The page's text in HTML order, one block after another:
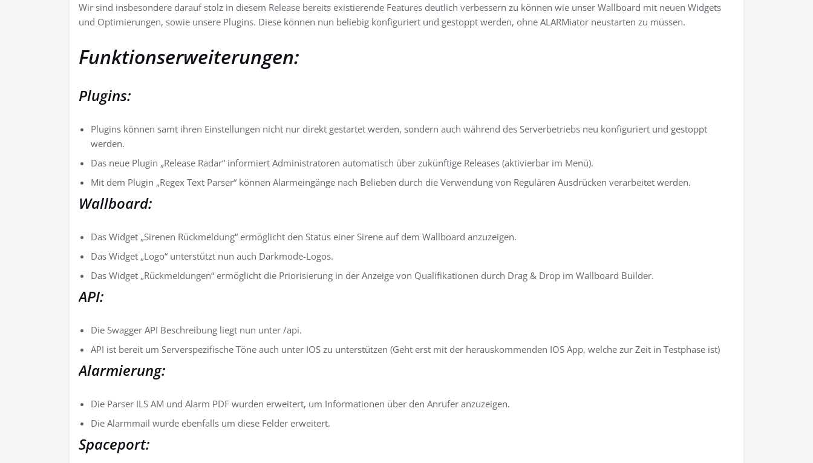
Wir sind insbesondere darauf stolz in diesem Release bereits existierende Features deutlich verbessern zu können wie unser Wallboard mit neuen Widgets
und Optimierungen, sowie unsere Plugins. Diese können nun beliebig konfiguriert und gestoppt werden, ohne ALARMiator neustarten zu müssen.
Funktionserweiterungen:
Plugins:
Plugins können samt ihren Einstellungen nicht nur direkt gestartet werden, sondern auch während des Serverbetriebs neu konfiguriert und gestoppt
werden.
Das neue Plugin „Release Radar“ informiert Administratoren automatisch über zukünftige Releases (aktivierbar im Menü).
Mit dem Plugin „Regex Text Parser“ können Alarmeingänge nach Belieben durch die Verwendung von Regulären Ausdrücken verarbeitet werden.
Wallboard:
Das Widget „Sirenen Rückmeldung“ ermöglicht den Status einer Sirene auf dem Wallboard anzuzeigen.
Das Widget „Logo“ unterstützt nun auch Darkmode-Logos.
Das Widget „Rückmeldungen“ ermöglicht die Priorisierung in der Anzeige von Qualifikationen durch Drag & Drop im Wallboard Builder.
API:
Die Swagger API Beschreibung liegt nun unter /api.
API ist bereit um Serverspezifische Töne auch unter IOS zu unterstützen (Geht erst mit der herauskommenden IOS App, welche zur Zeit in Testphase ist)
Alarmierung:
Die Parser ILS AM und Alarm PDF wurden erweitert, um Informationen über den Anrufer anzuzeigen.
Die Alarmmail wurde ebenfalls um diese Felder erweitert.
Spaceport: